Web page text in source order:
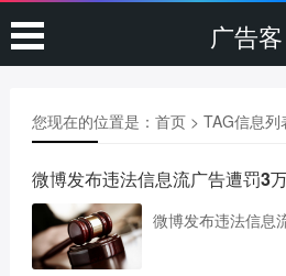
广告客
您现在的位置是： 首页> TAG信息列
微博发布违法信息流广告遭罚3
微博发布违法信息